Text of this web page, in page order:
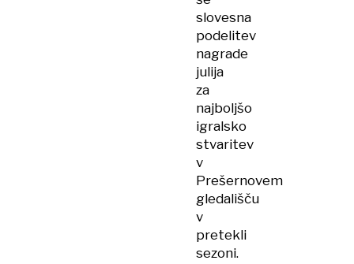
slovesna
podelitev
nagrade
julija
za
najboljšo
igralsko
stvaritev
v
Prešernovem
gledališču
v
pretekli
sezoni.